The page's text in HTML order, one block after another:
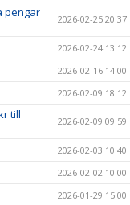
pengar
2026-02-25 20:37
2026-02-24 13:12
2026-02-16 14:00
2026-02-09 18:12
till
2026-02-09 09:59
2026-02-03 10:40
2026-02-02 10:00
2026-01-29 15:00